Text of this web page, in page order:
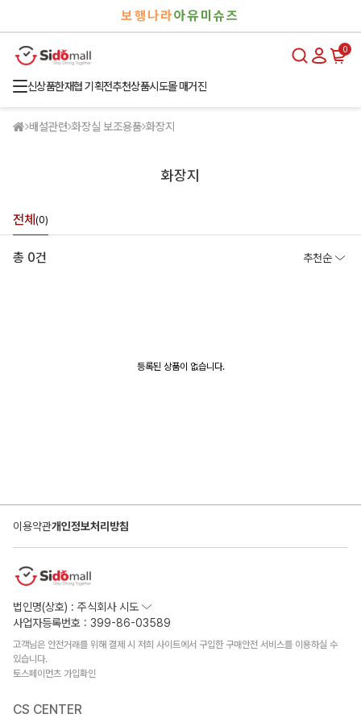
보행나라아유미슈즈
0
신상품한재협 기획전추천상품시도몰 매거진
배설관련 화장실 보조용품 화장지
화장지
전체 (0)
총 0건 추천순
등록된 상품이 없습니다.
이용약관개인정보처리방침
법인명(상호) : 주식회사 시도
사업자등록번호 : 399-86-03589
고객님은 안전거래를 위해 결제 시 저희 사이트에서 구입한 구매안전 서비스를 이용하실 수
있습니다.
토스페이먼츠 가입확인
CS CENTER